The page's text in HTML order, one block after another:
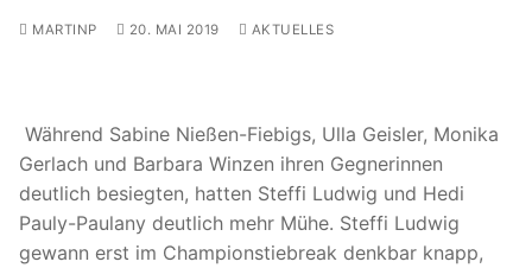
MARTINP 20. MAI 2019 AKTUELLES
Während Sabine Nießen-Fiebigs, Ulla Geisler, Monika
Gerlach und Barbara Winzen ihren Gegnerinnen
deutlich besiegten, hatten Steffi Ludwig und Hedi
Pauly-Paulany deutlich mehr Mühe. Steffi Ludwig
gewann erst im Championstiebreak denkbar knapp,